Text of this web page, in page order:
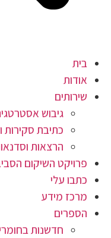
בית
אודות
שירותים
גיבוש
כתיבת סקירות
הרצאות
פרויקט השיקום
כתבו עלי
מרכז מידע
הספרים
חדשנות